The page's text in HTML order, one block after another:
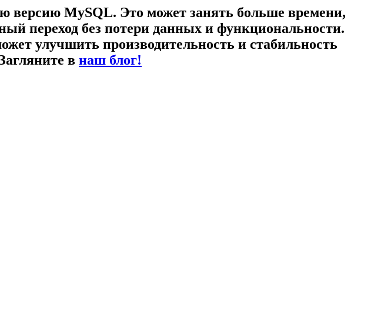
версию MySQL. Это может занять больше времени,
переход без потери данных и функциональности.
улучшить производительность и стабильность
в наш блог!